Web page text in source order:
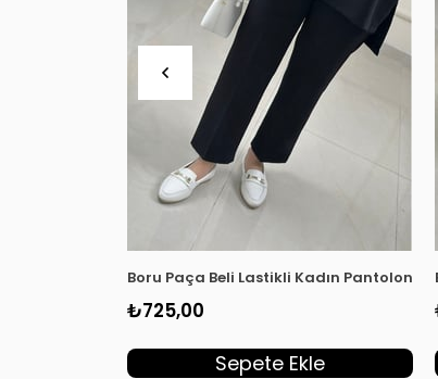
Boru Paça Beli Lastikli Kadın Pantolon
₺725,00
Sepete Ekle